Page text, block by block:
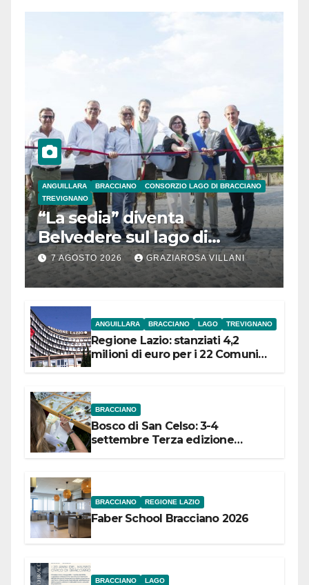
ANGUILLARA BRACCIANO
CONSORZIO LAGO DI BRACCIANO
TREVIGNANO
“La sedia” diventa
Belvedere sul lago di
Bracciano: ieri
l’inaugurazione
7 AGOSTO 2026 GRAZIAROSA VILLANI
ANGUILLARA BRACCIANO LAGO TREVIGNANO
Regione Lazio: stanziati 4,2
milioni di euro per i 22 Comuni
BRACCIANO
Bosco di San Celso: 3-4
settembre Terza edizione
BRACCIANO REGIONE LAZIO
Faber School Bracciano 2026
BRACCIANO LAGO